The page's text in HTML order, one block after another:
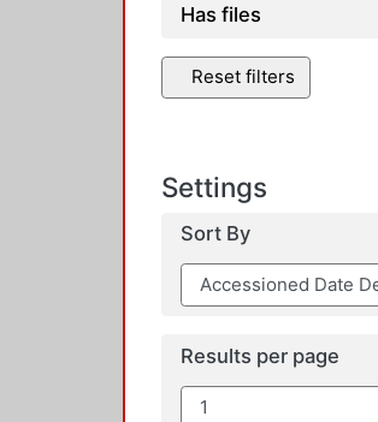
Has files
Reset filters
Settings
Sort By
Results per page